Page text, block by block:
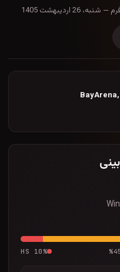
بینی، ضرایب و فرم
1405
BayArena,
%
HS 10 %